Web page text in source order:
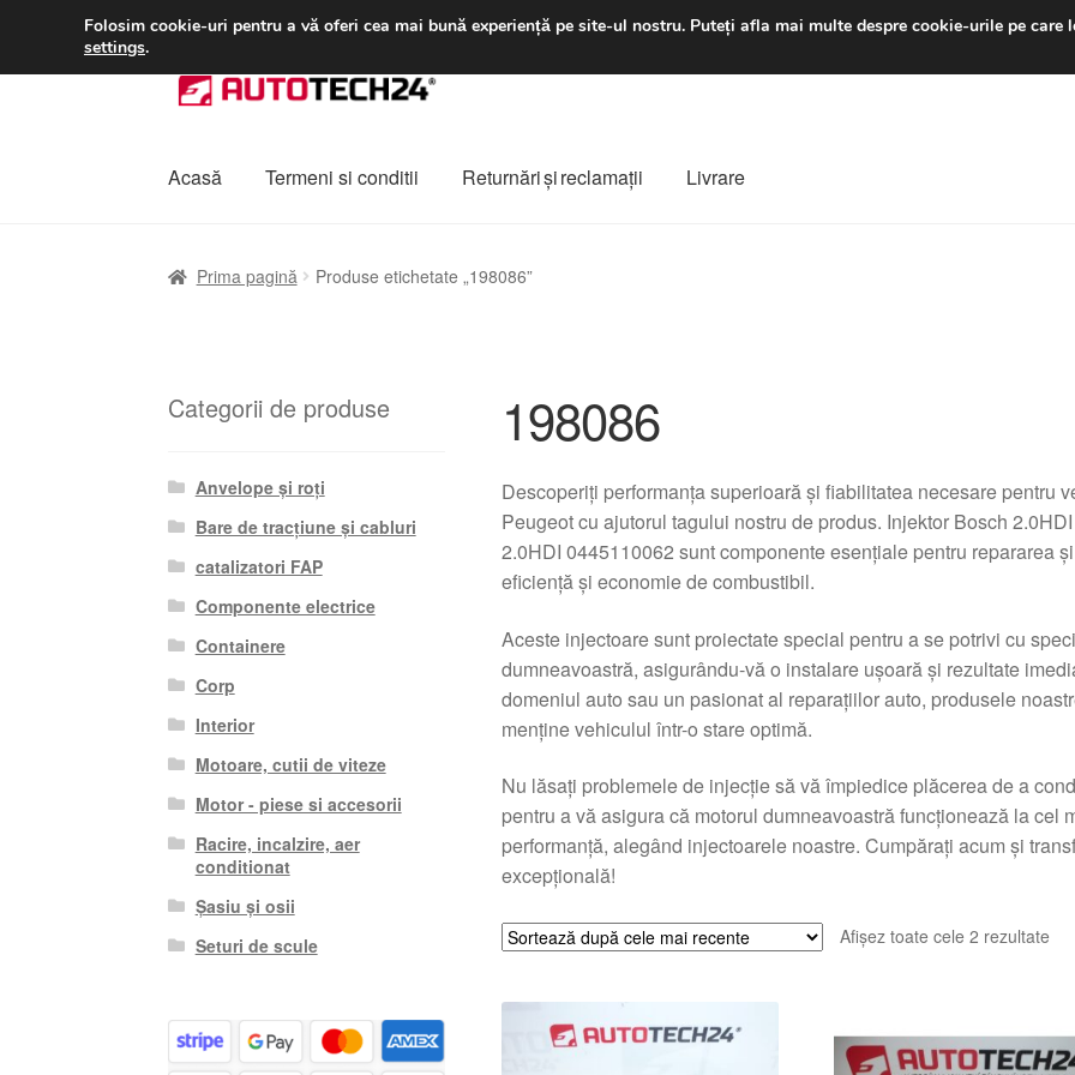
LIVRARE de la 33 lei luni-vineri 9 a.m. - 4
Sari
la
Sari
la
Acasă
Termeni si conditii Returnări şi reclamații Livrare
Prima pagină Produse etichetate „198086”
198086
Descoperiți performanța superioară și fiabilitatea necesare pentru
Peugeot cu ajutorul tagului nostru de produs. Injektor Bosch
2.0HDI 0445110062 sunt componente esențiale pentru repararea
eficiență și economie de combustibil.
Aceste injectoare sunt proiectate special pentru a se potrivi cu
dumneavoastră, asigurându-vă o instalare ușoară și rezultate
domeniul auto sau un pasionat al reparațiilor auto, produsele
menține vehiculul într-o stare optimă.
Nu lăsați problemele de injecție să vă împiedice plăcerea de a
pentru a vă asigura că motorul dumneavoastră funcționează la cel
performanță, alegând injectoarele noastre. Cumpărați acum și
excepțională!
Afișez toate cele 2 rezultate
Categorii de produse
Anvelope și roți
Bare de tracțiune și cabluri
catalizatori FAP
Componente electrice
Containere
Corp
Interior
Motoare, cutii de viteze
Motor - piese si accesorii
Racire, incalzire, aer
conditionat
Șasiu și osii
Seturi de scule
Folosim cookie-uri pentru a vă oferi cea mai bună experiență pe site-ul nostru. Puteți afla mai multe despre cookie-urile pe
settings.